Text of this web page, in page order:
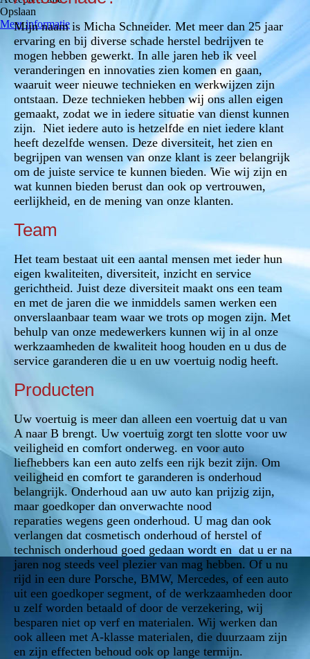
Mijn naam is Micha Schneider. Met meer dan 25 jaar
ervaring en bij diverse schade herstel bedrijven te
mogen hebben gewerkt. In alle jaren heb ik veel
veranderingen en innovaties zien komen en gaan,
waaruit weer nieuwe technieken en werkwijzen zijn
ontstaan. Deze technieken hebben wij ons allen eigen
gemaakt, zodat we in iedere situatie van dienst kunnen
zijn. Niet iedere auto is hetzelfde en niet iedere klant
heeft dezelfde wensen. Deze diversiteit, het zien en
begrijpen van wensen van onze klant is zeer belangrijk
om de juiste service te kunnen bieden. Wie wij zijn en
wat kunnen bieden berust dan ook op vertrouwen,
eerlijkheid, en de mening van onze klanten.
Team
Het team bestaat uit een aantal mensen met ieder hun
eigen kwaliteiten, diversiteit, inzicht en service
gerichtheid. Juist deze diversiteit maakt ons een team
en met de jaren die we inmiddels samen werken een
onverslaanbaar team waar we trots op mogen zijn. Met
behulp van onze medewerkers kunnen wij in al onze
werkzaamheden de kwaliteit hoog houden en u dus de
service garanderen die u en uw voertuig nodig heeft.
Producten
Uw voertuig is meer dan alleen een voertuig dat u van
A naar B brengt. Uw voertuig zorgt ten slotte voor uw
veiligheid en comfort onderweg. en voor auto
liefhebbers kan een auto zelfs een rijk bezit zijn. Om
veiligheid en comfort te garanderen is onderhoud
belangrijk. Onderhoud aan uw auto kan prijzig zijn,
maar goedkoper dan onverwachte nood
reparaties wegens geen onderhoud. U mag dan ook
verlangen dat cosmetisch onderhoud of herstel of
technisch onderhoud goed gedaan wordt en dat u er na
jaren nog steeds veel plezier van mag hebben. Of u nu
rijd in een dure Porsche, BMW, Mercedes, of een auto
uit een goedkoper segment, of de werkzaamheden door
u zelf worden betaald of door de verzekering, wij
besparen niet op verf en materialen. Wij werken dan
ook alleen met A-klasse materialen, die duurzaam zijn
en zijn effecten behoud ook op lange termijn.
Opslaan
Meer informatie